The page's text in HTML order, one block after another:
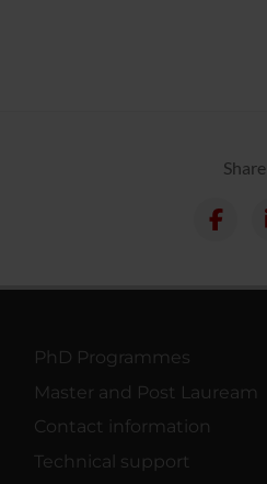
Share
PhD Programmes
Master and Post Lauream
Contact information
Technical support